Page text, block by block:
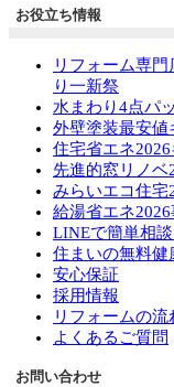
お役立ち情報
リフォーム専
り一新祭
水まわり4点パ
外壁塗装最安値
住宅省エネ
先進的窓リノベ
みらいエコ住宅
給湯省エネ2026
LINEで簡単相
住まいの無料健
安心保証
採用情報
リフォームの流
よくあるご質問
お問い合わせ